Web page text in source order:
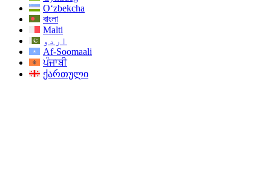
O‘zbekcha
বাংলা
Malti
اردو
Af-Soomaali
ਪੰਜਾਬੀ
ქართული